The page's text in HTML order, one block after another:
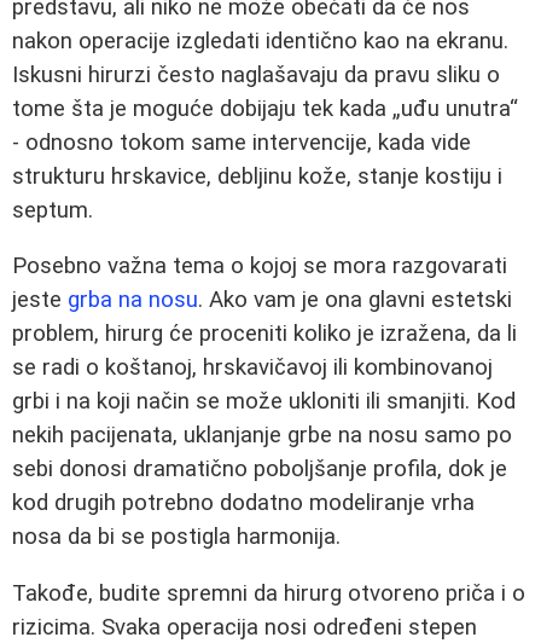
predstavu, ali niko ne može obećati da će nos
nakon operacije izgledati identično kao na ekranu.
Iskusni hirurzi često naglašavaju da pravu sliku o
tome šta je moguće dobijaju tek kada „uđu unutra“
- odnosno tokom same intervencije, kada vide
strukturu hrskavice, debljinu kože, stanje kostiju i
septum.
Posebno važna tema o kojoj se mora razgovarati
jeste grba na nosu. Ako vam je ona glavni estetski
problem, hirurg će proceniti koliko je izražena, da li
se radi o koštanoj, hrskavičavoj ili kombinovanoj
grbi i na koji način se može ukloniti ili smanjiti. Kod
nekih pacijenata, uklanjanje grbe na nosu samo po
sebi donosi dramatično poboljšanje profila, dok je
kod drugih potrebno dodatno modeliranje vrha
nosa da bi se postigla harmonija.
Takođe, budite spremni da hirurg otvoreno priča i o
rizicima. Svaka operacija nosi određeni stepen